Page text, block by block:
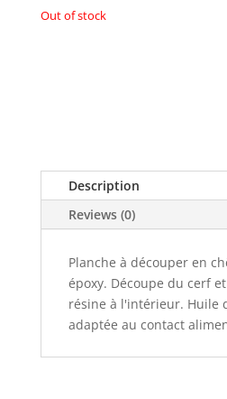
Out of stock
Description
Reviews (0)
Planche à découper en
époxy. Découpe du cerf
résine à l'intérieur. Huile
adaptée au contact